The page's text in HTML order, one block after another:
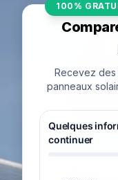
100%
Recevez des
panneaux